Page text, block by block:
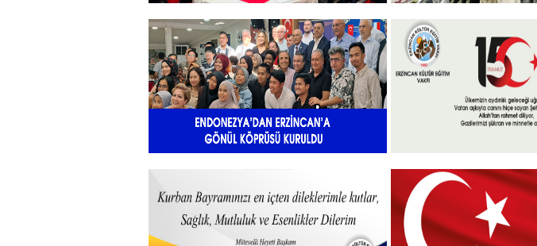
Sadık Ağça Yeniden Başkan
Seçildi
+
Vakfımızın 2025-
Toplantısı Yapıldı.
+
köprüsü
15 Temmuz 2025
+